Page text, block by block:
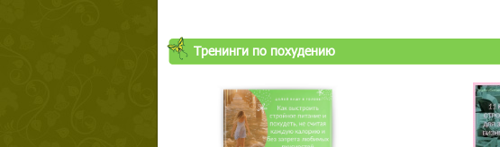
Тренинги по похудению